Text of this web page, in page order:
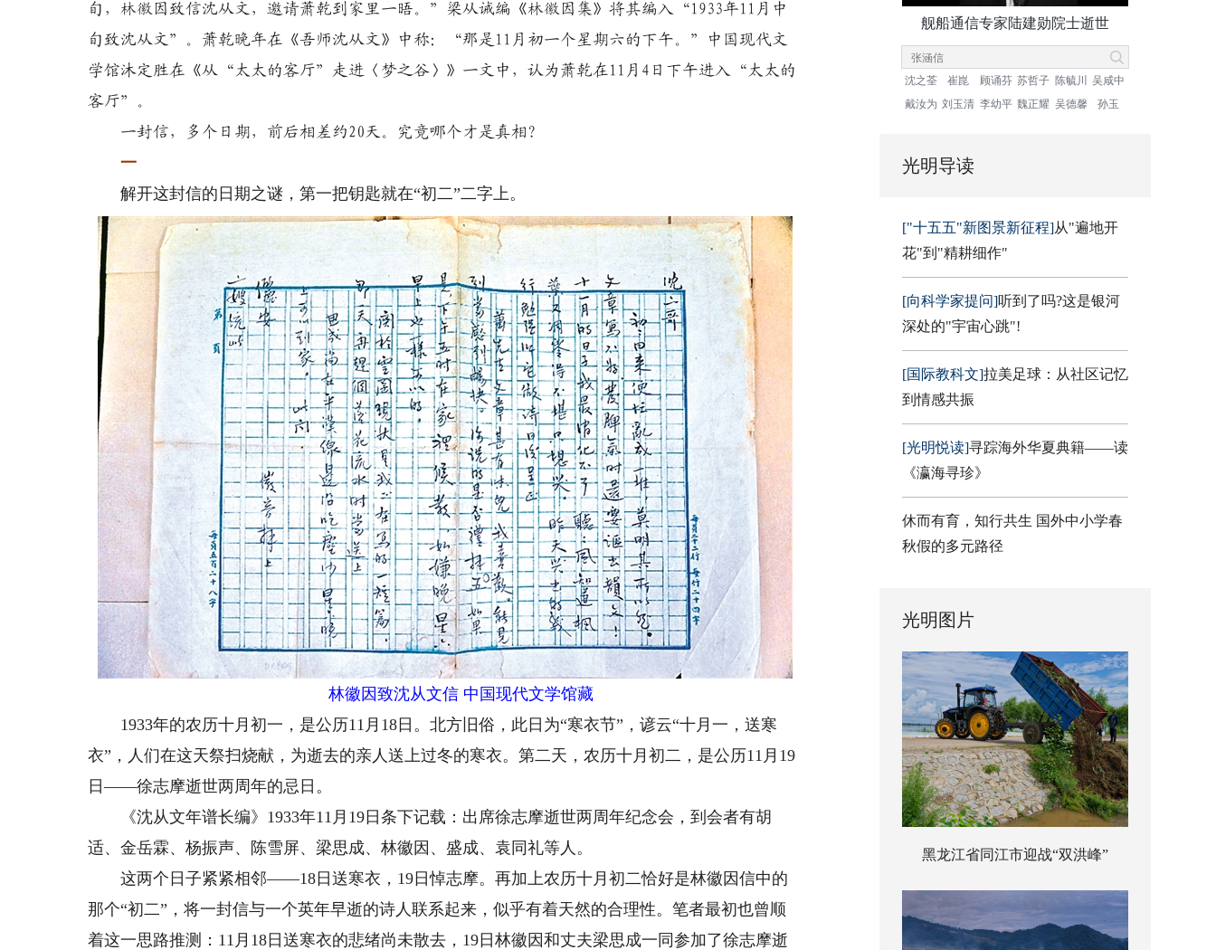
旬，林徽因致信沈从文，邀请萧乾到家里一晤。”梁从诫编《林徽因集》将其编入“1933年11月中
旬致沈从文”。萧乾晚年在《吾师沈从文》中称：“那是11月初一个星期六的下午。”中国现代文
学馆沐定胜在《从“太太的客厅”走进〈梦之谷〉》一文中，认为萧乾在11月4日下午进入“太太的
客厅”。
一封信，多个日期，前后相差约20天。究竟哪个才是真相？
一
解开这封信的日期之谜，第一把钥匙就在“初二”二字上。
林徽因致沈从文信 中国现代文学馆藏
1933年的农历十月初一，是公历11月18日。北方旧俗，此日为“寒衣节”，谚云“十月一，送寒
衣”，人们在这天祭扫烧献，为逝去的亲人送上过冬的寒衣。第二天，农历十月初二，是公历11月19
日——徐志摩逝世两周年的忌日。
《沈从文年谱长编》1933年11月19日条下记载：出席徐志摩逝世两周年纪念会，到会者有胡
适、金岳霖、杨振声、陈雪屏、梁思成、林徽因、盛成、袁同礼等人。
这两个日子紧紧相邻——18日送寒衣，19日悼志摩。再加上农历十月初二恰好是林徽因信中的
那个“初二”，将一封信与一个英年早逝的诗人联系起来，似乎有着天然的合理性。笔者最初也曾顺
着这一思路推测：11月18日送寒衣的悲绪尚未散去，19日林徽因和丈夫梁思成一同参加了徐志摩逝
舰船通信专家陆建勋院士逝世
沈之荃 崔崑 顾诵芬 苏哲子 陈毓川
吴咸中
戴汝为 刘玉清 李幼平 魏正耀 吴德馨 孙玉
光明导读
["十五五"新图景新征程]从"遍地开
花"到"精耕细作"
[向科学家提问]听到了吗?这是银河
深处的"宇宙心跳"!
[国际教科文]拉美足球：从社区记忆
到情感共振
[光明悦读]寻踪海外华夏典籍——读
《瀛海寻珍》
休而有育，知行共生 国外中小学春
秋假的多元路径
光明图片
黑龙江省同江市迎战“双洪峰”